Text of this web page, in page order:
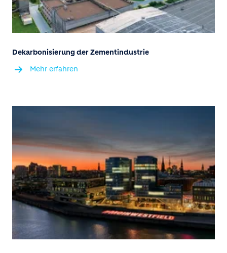
Dekarbonisierung der Zementindustrie
Mehr erfahren